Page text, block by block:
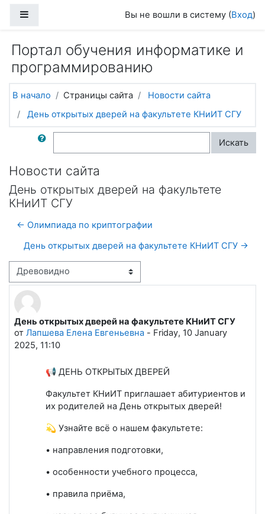
Вы не вошли в систему (Вход)
Портал обучения информатике и
программированию
В начало Страницы сайта
Новости сайта
День открытых дверей на факультете КНиИТ СГУ
Поиск по форумам Искать
Новости сайта
День открытых дверей на факультете
КНиИТ СГУ
← Олимпиада по криптографии
День открытых дверей на факультете КНиИТ СГУ →
Режим отображения
День открытых дверей на факультете КНиИТ СГУ
от Лапшева Елена Евгеньевна - Friday, 10 January
2025, 11:10
Количество ответов: 0
📢 ДЕНЬ ОТКРЫТЫХ ДВЕРЕЙ
Факультет КНиИТ приглашает абитуриентов и
их родителей на День открытых дверей!
💫 Узнайте всё о нашем факультете:
• направления подготовки,
• особенности учебного процесса,
• правила приёма,